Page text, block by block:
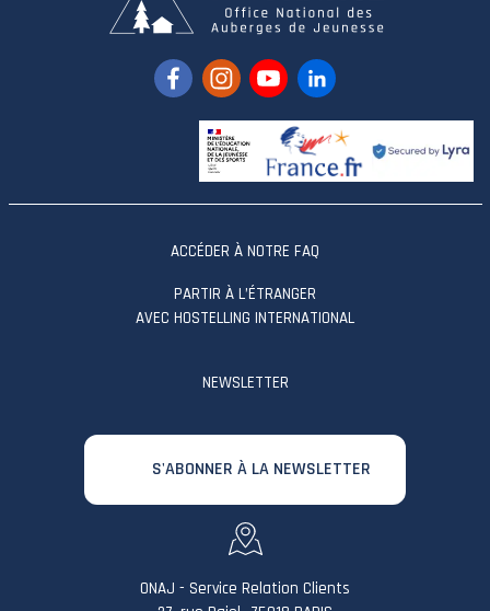
ACCÉDER À NOTRE FAQ
PARTIR À L’ÉTRANGER
AVEC HOSTELLING INTERNATIONAL
NEWSLETTER
S'ABONNER À LA NEWSLETTER
ONAJ - Service Relation Clients